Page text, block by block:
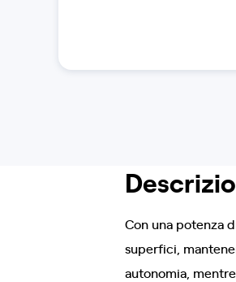
Con una potenza
superfici,
autonomia,